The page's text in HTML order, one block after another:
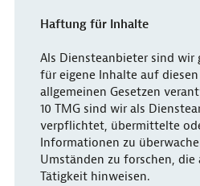
Haftung für Inhalte
Als Diensteanbieter sind wir
für eigene Inhalte auf
allgemeinen Gesetzen
10 TMG sind wir als
verpflichtet, übermittelte
Informationen zu
Umständen zu forschen,
Tätigkeit hinweisen.